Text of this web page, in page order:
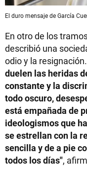
El duro mensaje de García
En otro de los
describió una
odio y la resignación.
duelen las heridas
constante y la
todo oscuro,
está empañada de
ideologismos que
se estrellan con la
sencilla y de a pie
todos los días",